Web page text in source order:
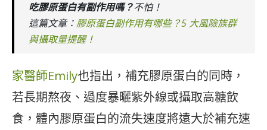
吃膠原蛋白有副作用嗎？不怕！
這篇文章：膠原蛋白副作用有哪些？5 大風險族群
與攝取量提醒！
家醫師Emily也指出，補充膠原蛋白的同時，
若長期熬夜、過度暴曬紫外線或攝取高糖飲
食，體內膠原蛋白的流失速度將遠大於補充速